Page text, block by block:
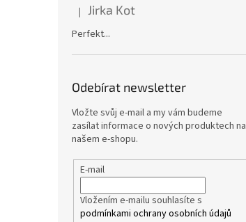
Hodnocení produktu je 5 z 5 hvězdiček.
| Jirka Kot
Perfekt...
Odebírat newsletter
Vložte svůj e-mail a my vám budeme
zasílat informace o nových produktech na
našem e-shopu.
E-mail
Vložením e-mailu souhlasíte s
podmínkami ochrany osobních údajů